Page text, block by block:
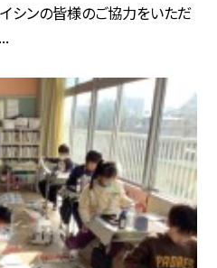
シンの皆様のご協力をいただ